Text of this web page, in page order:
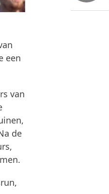
een
van
de